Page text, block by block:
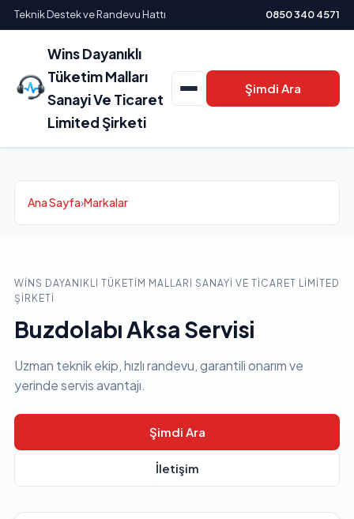
Teknik Destek ve Randevu Hattı 0850 340 4571
Wins Dayanıklı
Tüketim Malları
Sanayi Ve Ticaret
Limited Şirketi
Şimdi Ara
Ana Sayfa›Markalar
WINS DAYANIKLI TÜKETIM MALLARI SANAYI VE TICARET LIMITED
ŞIRKETI
Buzdolabı Aksa Servisi
Uzman teknik ekip, hızlı randevu, garantili onarım ve
yerinde servis avantajı.
Şimdi Ara
İletişim